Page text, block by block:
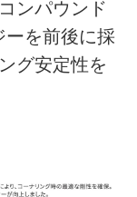
ンパウンド
ーを前後に採
グ安定性を